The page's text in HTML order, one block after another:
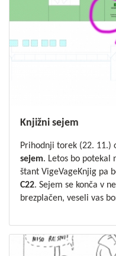
Knjižni sejem
Prihodnji torek (22. 11.)
sejem. Letos bo potekal
štant VigeVageKnjig pa
C22. Sejem se konča v
brezplačen, veseli vas